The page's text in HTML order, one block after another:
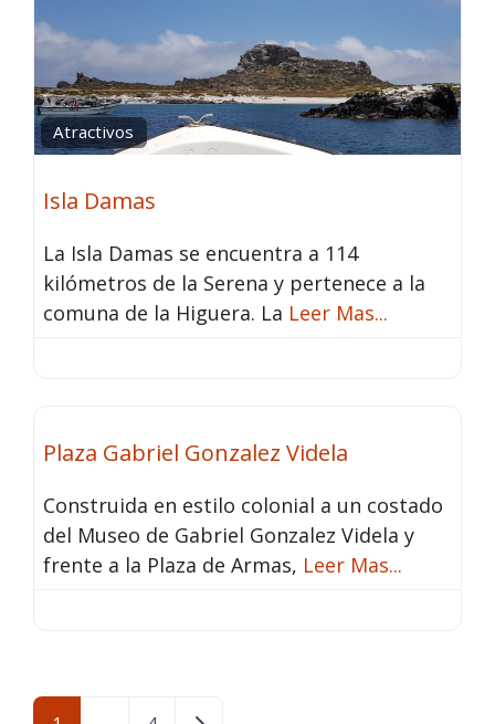
Atractivos
Isla Damas
La Isla Damas se encuentra a 114
kilómetros de la Serena y pertenece a la
comuna de la Higuera. La Leer Mas...
Plaza Gabriel Gonzalez Videla
Construida en estilo colonial a un costado
del Museo de Gabriel Gonzalez Videla y
frente a la Plaza de Armas, Leer Mas...